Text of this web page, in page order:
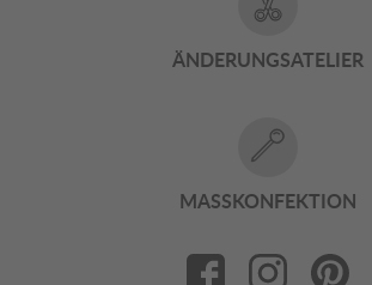
ÄNDERUNGSATELIER
MASSKONFEKTION